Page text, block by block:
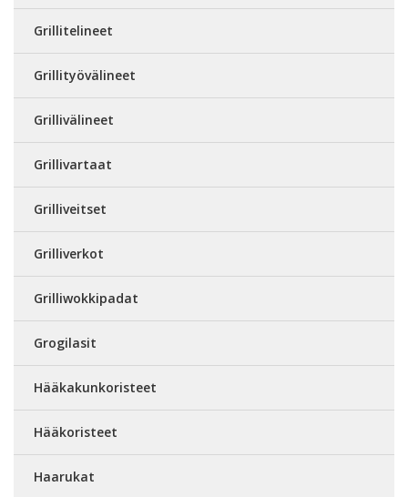
Grillitelineet
Grillityövälineet
Grillivälineet
Grillivartaat
Grilliveitset
Grilliverkot
Grilliwokkipadat
Grogilasit
Hääkakunkoristeet
Hääkoristeet
Haarukat